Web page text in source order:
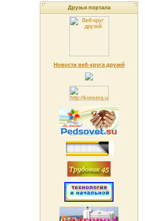
Друзья портала
Новости веб-круга друзей